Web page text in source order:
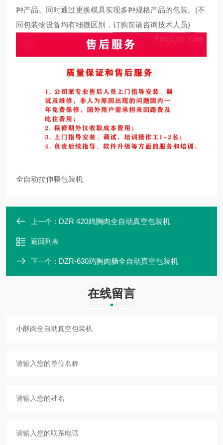
种产品。同时通过更换模具实现多种规格产品的包装。(不
同包装物设备均有细微区别，订购前请咨询技术人员)
全自动拉伸膜包装机
上一个： DZR 420鸡胸肉全自动真空包装机
返回列表
下一个： DZR-630鸡胸肉肠全自动真空包装机
在线留言